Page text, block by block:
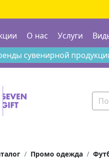
О нас Услуги
сувенирной
Промо одежда